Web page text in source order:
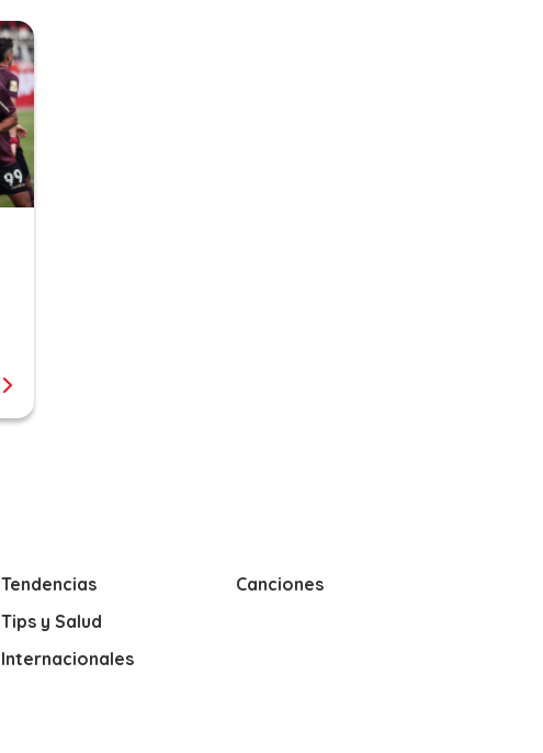
Tendencias
Tips y Salud
Internacionales
Canciones